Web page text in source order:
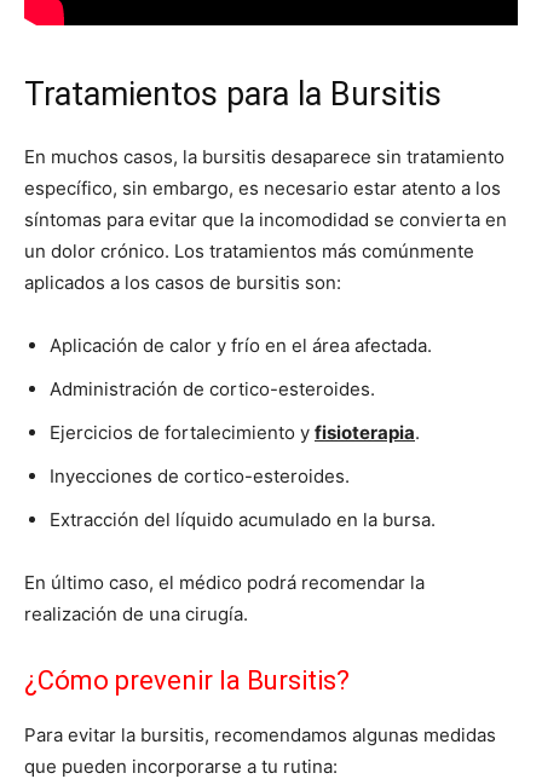
Tratamientos para la Bursitis
En muchos casos, la bursitis desaparece sin tratamiento
específico, sin embargo, es necesario estar atento a los
síntomas para evitar que la incomodidad se convierta en
un dolor crónico. Los tratamientos más comúnmente
aplicados a los casos de bursitis son:
Aplicación de calor y frío en el área afectada.
Administración de cortico-esteroides.
Ejercicios de fortalecimiento y fisioterapia.
Inyecciones de cortico-esteroides.
Extracción del líquido acumulado en la bursa.
En último caso, el médico podrá recomendar la
realización de una cirugía.
¿Cómo prevenir la Bursitis?
Para evitar la bursitis, recomendamos algunas medidas
que pueden incorporarse a tu rutina: